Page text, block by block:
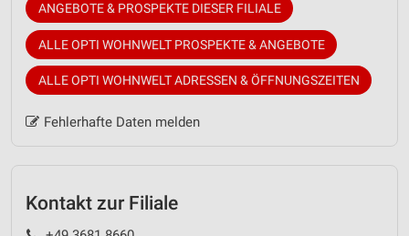
ANGEBOTE & PROSPEKTE DIESER FILIALE
ALLE OPTI WOHNWELT PROSPEKTE & ANGEBOTE
ALLE OPTI WOHNWELT ADRESSEN & ÖFFNUNGSZEITEN
Fehlerhafte Daten melden
Kontakt zur Filiale